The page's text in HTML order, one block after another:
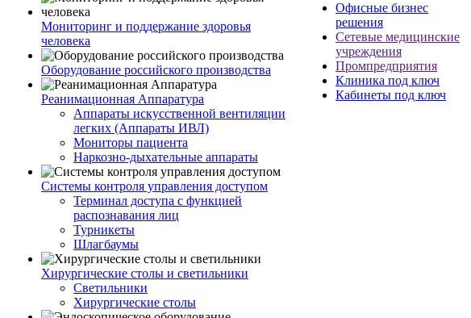
Мониторинг и поддержание здоровья
человека
Оборудование российского производства
Реанимационная Аппаратура
Аппараты искусственной вентиляции
легких (Аппараты ИВЛ)
Мониторы пациента
Наркозно-дыхательные аппараты
Системы контроля управления доступом
Терминал доступа с функцией
распознавания лиц
Турникеты
Шлагбаумы
Хирургические столы и светильники
Светильники
Хирургические столы
Офисные бизнес
решения
Сетевые медицинские
учреждения
Промпредприятия
Клиника под ключ
Кабинеты под ключ